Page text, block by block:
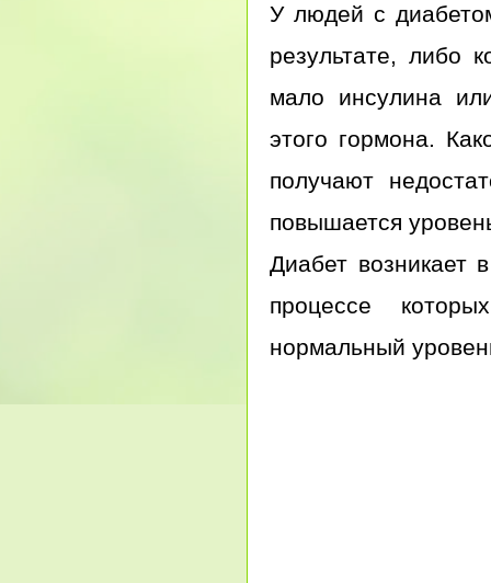
У людей с
результате, либо
мало инсулина
этого гормона.
получают
повышается
Диабет возникает
процессе
нормальный